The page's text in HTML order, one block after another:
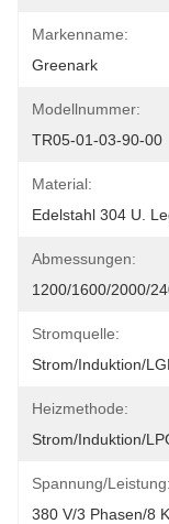
Markenname:
Greenark
Modellnummer:
TR05-01-03-90-00
Material:
Edelstahl 304 U.
Abmessungen:
1200/1600/2000/
Stromquelle:
Strom/Induktion/
Heizmethode:
Strom/Induktion/
Spannung/Leistung:
380 V/3 Phasen/8